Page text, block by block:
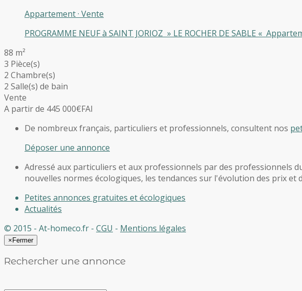
Appartement· Vente
PROGRAMME NEUF à SAINT JORIOZ » LE ROCHER DE SABLE «
88 m²
3 Pièce(s)
2 Chambre(s)
2 Salle(s) de bain
Vente
A partir de 445 000€FAI
De nombreux français, particuliers et professionnels, consultent nos
Déposer une annonce
Adressé aux particuliers et aux professionnels par des professionnels
nouvelles normes écologiques, les tendances sur l'évolution des prix et
Petites annonces gratuites et écologiques
Actualités
© 2015 - At-homeco.fr - CGU - Mentions légales
× Fermer
Rechercher une annonce